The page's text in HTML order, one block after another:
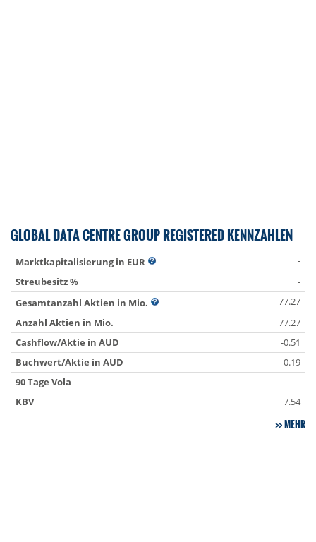
GLOBAL DATA CENTRE GROUP REGISTERED KENNZAHLEN
Marktkapitalisierung in EUR
-
Streubesitz %
-
Gesamtanzahl Aktien in Mio.
77.27
Anzahl Aktien in Mio.
77.27
Cashflow/Aktie in AUD
-0.51
Buchwert/Aktie in AUD
0.19
90 Tage Vola
-
KBV
7.54
MEHR